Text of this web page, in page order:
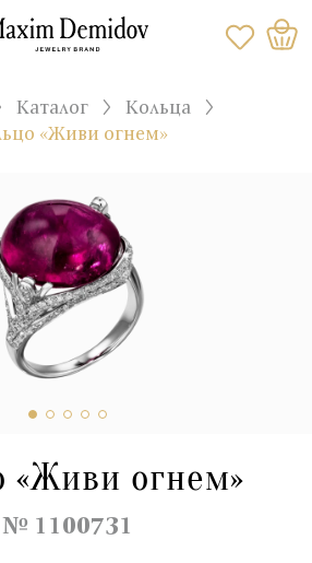
Каталог
Кольца
«Живи огнем»
«Живи огнем»
№ 1100731